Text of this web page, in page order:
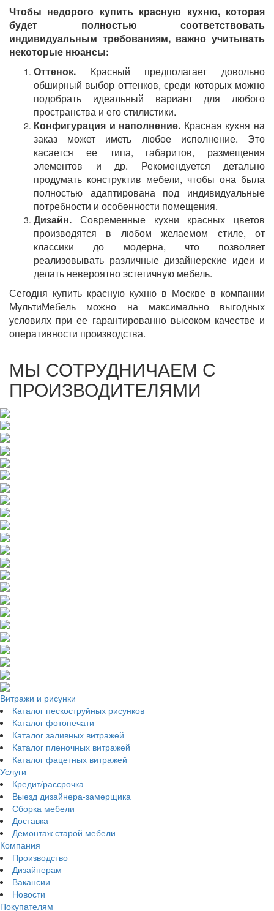
Чтобы недорого купить красную кухню, которая
будет полностью соответствовать
индивидуальным требованиям, важно учитывать
некоторые нюансы:
Оттенок. Красный предполагает довольно
обширный выбор оттенков, среди которых можно
подобрать идеальный вариант для любого
пространства и его стилистики.
Конфигурация и наполнение. Красная кухня на
заказ может иметь любое исполнение. Это
касается ее типа, габаритов, размещения
элементов и др. Рекомендуется детально
продумать конструктив мебели, чтобы она была
полностью адаптирована под индивидуальные
потребности и особенности помещения.
Дизайн. Современные кухни красных цветов
производятся в любом желаемом стиле, от
классики до модерна, что позволяет
реализовывать различные дизайнерские идеи и
делать невероятно эстетичную мебель.
Сегодня купить красную кухню в Москве в компании
МультиМебель можно на максимально выгодных
условиях при ее гарантированно высоком качестве и
оперативности производства.
МЫ СОТРУДНИЧАЕМ С
ПРОИЗВОДИТЕЛЯМИ
Витражи и рисунки
Каталог пескоструйных рисунков
Каталог фотопечати
Каталог заливных витражей
Каталог пленочных витражей
Каталог фацетных витражей
Услуги
Кредит/рассрочка
Выезд дизайнера-замерщика
Сборка мебели
Доставка
Демонтаж старой мебели
Компания
Производство
Дизайнерам
Вакансии
Новости
Покупателям